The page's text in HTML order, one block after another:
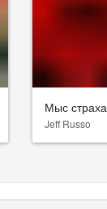
Мыс страха
Jeff Russo